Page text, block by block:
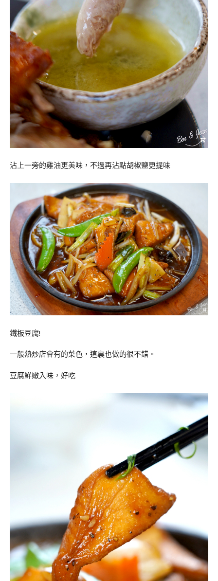
沾上一旁的雞油更美味，不過再沾點胡椒鹽更提味
鐵板豆腐!
一般熱炒店會有的菜色，這裏也做的很不錯。
豆腐鮮嫩入味，好吃